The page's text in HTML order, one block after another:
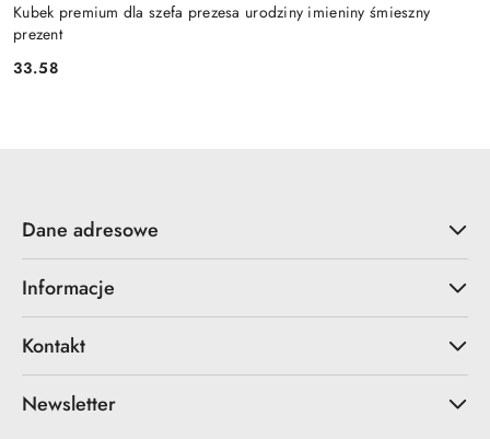
Kubek premium dla szefa prezesa urodziny imieniny śmieszny
prezent
Cena:
33.58
Dane adresowe
Informacje
Kontakt
Newsletter